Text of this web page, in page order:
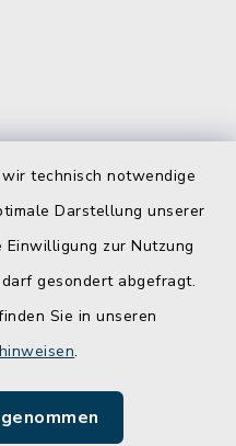
technisch notwendige
Darstellung unserer
Einwilligung zur Nutzung
gesondert abgefragt.
Sie in unseren
.